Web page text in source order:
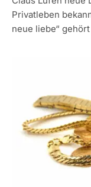
Privatleben
neue liebe“